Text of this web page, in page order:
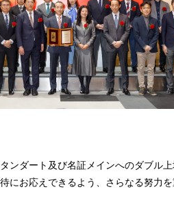
ンダート及び名証メインへのダブル
にお応えできるよう、さらなる努力